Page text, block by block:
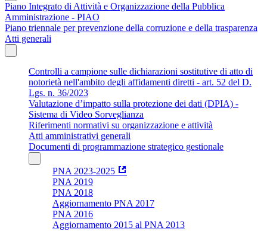
Piano Integrato di Attività e Organizzazione della Pubblica
Amministrazione - PIAO
Piano triennale per prevenzione della corruzione e della trasparenza
Atti generali
Controlli a campione sulle dichiarazioni sostitutive di atto di
notorietà nell'ambito degli affidamenti diretti - art. 52 del D.
Lgs. n. 36/2023
Valutazione d’impatto sulla protezione dei dati (DPIA) -
Sistema di Video Sorveglianza
Riferimenti normativi su organizzazione e attività
Atti amministrativi generali
Documenti di programmazione strategico gestionale
PNA 2023-2025
PNA 2019
PNA 2018
Aggiornamento PNA 2017
PNA 2016
Aggiornamento 2015 al PNA 2013